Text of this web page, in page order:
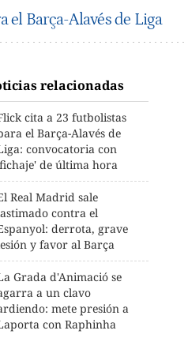
el Barça-Alavés de Liga
relacionadas
cita a 23 futbolistas
el Barça-Alavés de
convocatoria con
de última hora
Real Madrid sale
contra el
derrota, grave
y favor al Barça
Grada d'Animació se
a un clavo
mete presión a
con Raphinha